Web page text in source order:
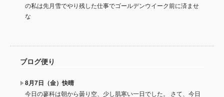
の私は先月雪でやり残した仕事でゴールデンウイーク前に済ませ
な
ブログ便り
8月7日（金）快晴
今日の蓼科は朝から曇り空、少し肌寒い一日でした。 さて、今日